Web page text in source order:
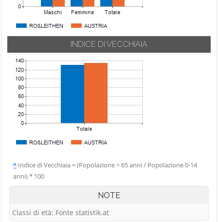
INDICE DI VECCHIAIA
^ Indice di Vecchiaia = (Popolazione > 65 anni / Popolazione 0-14
anni) * 100
NOTE
Classi di età: Fonte statistik.at